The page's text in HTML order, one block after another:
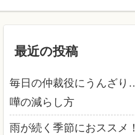
最近の投稿
毎日の仲裁役にうんざり
嘩の減らし方
雨が続く季節におススメ